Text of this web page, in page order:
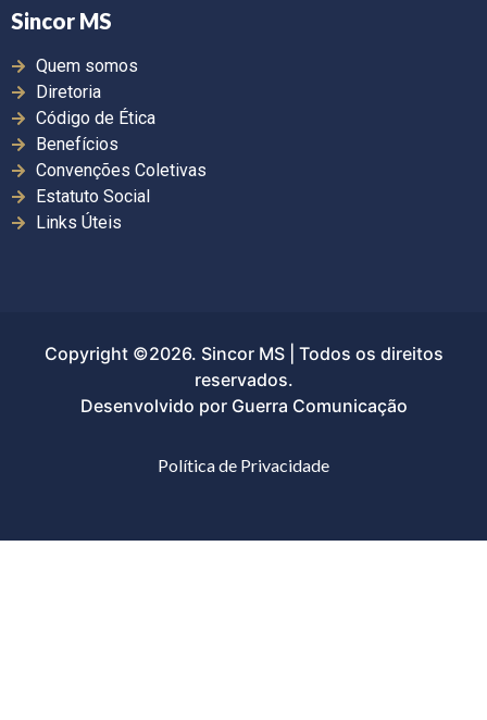
Sincor MS
Quem somos
Diretoria
Código de Ética
Benefícios
Convenções Coletivas
Estatuto Social
Links Úteis
Copyright ©2026. Sincor MS | Todos os direitos
reservados.
Desenvolvido por Guerra Comunicação
Política de Privacidade